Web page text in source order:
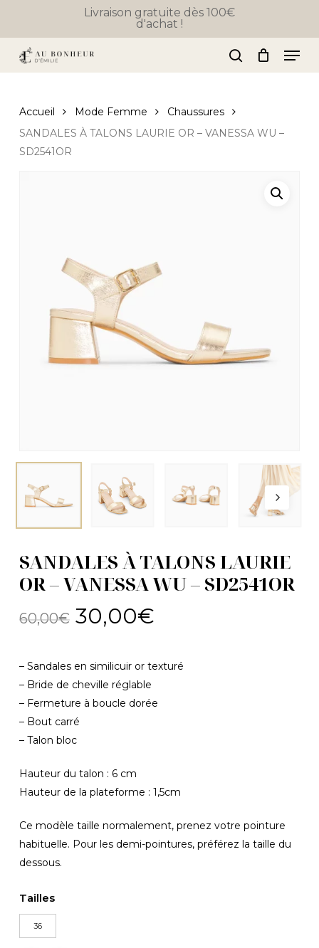
content
Livraison gratuite dès 100€
d'achat !
search
Cart
Accueil Mode Femme
Chaussures
SANDALES À TALONS LAURIE OR – VANESSA WU –
SD2541OR
SANDALES À TALONS LAURIE
OR – VANESSA WU – SD2541OR
60,00€ Le
initial
était :
60,00€.
30,00€Le
actuel
30,00€.
– Sandales en similicuir or texturé
– Bride de cheville réglable
– Fermeture à boucle dorée
– Bout carré
– Talon bloc
Hauteur du talon : 6 cm
Hauteur de la plateforme : 1,5cm
Ce modèle taille normalement, prenez votre pointure
habituelle. Pour les demi-pointures, préférez la taille du
dessous.
Tailles
36
Menu